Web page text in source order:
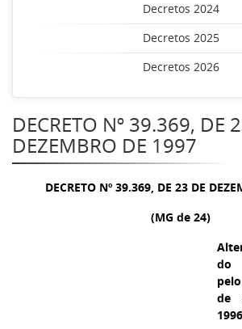
Decretos 2024
Decretos 2025
Decretos 2026
DECRETO Nº 39.369, DE
DEZEMBRO DE 1997
DECRETO Nº 39.369, DE 23 DE
(MG de 24)
do
de